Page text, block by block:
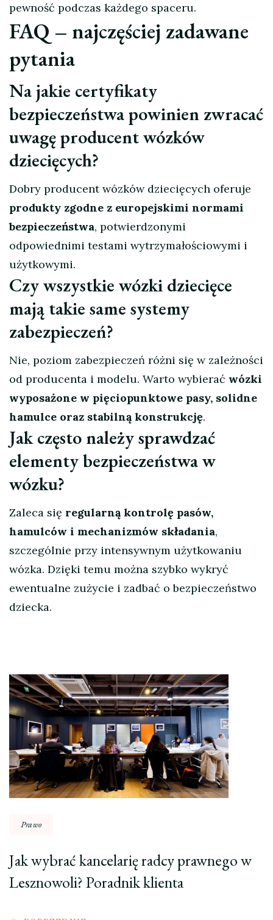
pewność podczas każdego spaceru.
FAQ – najczęściej zadawane
pytania
Na jakie certyfikaty
bezpieczeństwa powinien zwracać
uwagę producent wózków
dziecięcych?
Dobry producent wózków dziecięcych oferuje
produkty zgodne z europejskimi normami
bezpieczeństwa, potwierdzonymi
odpowiednimi testami wytrzymałościowymi i
użytkowymi.
Czy wszystkie wózki dziecięce
mają takie same systemy
zabezpieczeń?
Nie, poziom zabezpieczeń różni się w zależności
od producenta i modelu. Warto wybierać wózki
wyposażone w pięciopunktowe pasy, solidne
hamulce oraz stabilną konstrukcję.
Jak często należy sprawdzać
elementy bezpieczeństwa w
wózku?
Zaleca się regularną kontrolę pasów,
hamulców i mechanizmów składania,
szczególnie przy intensywnym użytkowaniu
wózka. Dzięki temu można szybko wykryć
ewentualne zużycie i zadbać o bezpieczeństwo
dziecka.
Nawigacja
wpisu
Prawo
Jak wybrać kancelarię radcy prawnego w
Lesznowoli? Poradnik klienta